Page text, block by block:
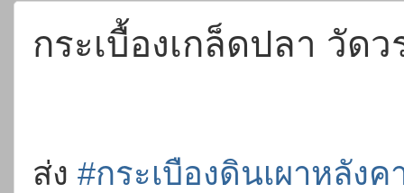
กระเบื้องเกล็ดปลา วัด
ส่ง #กระเบืองดินเผาหลังค